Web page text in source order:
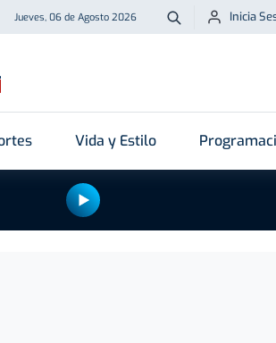
Jueves, 06 de Agosto 2026 Buscar
Inicia
Vida y Estilo